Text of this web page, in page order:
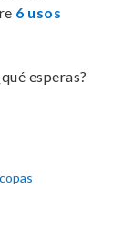
6 usos
esperas?
copas